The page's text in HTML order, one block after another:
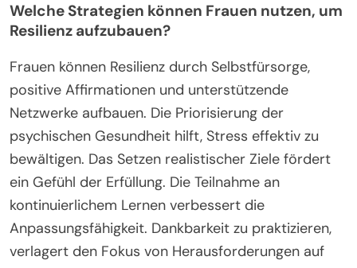
Welche Strategien können Frauen nutzen, um
Resilienz aufzubauen?
Frauen können Resilienz durch Selbstfürsorge,
positive Affirmationen und unterstützende
Netzwerke aufbauen. Die Priorisierung der
psychischen Gesundheit hilft, Stress effektiv zu
bewältigen. Das Setzen realistischer Ziele fördert
ein Gefühl der Erfüllung. Die Teilnahme an
kontinuierlichem Lernen verbessert die
Anpassungsfähigkeit. Dankbarkeit zu praktizieren,
verlagert den Fokus von Herausforderungen auf